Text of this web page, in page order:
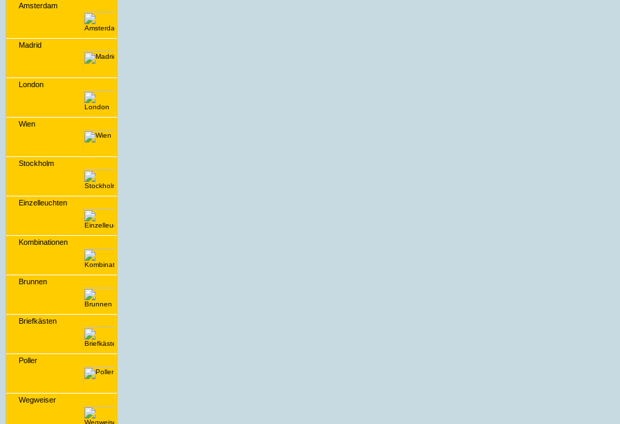
Amsterdam
Madrid
London
Wien
Stockholm
Einzelleuchten
Kombinationen
Brunnen
Briefkästen
Poller
Wegweiser